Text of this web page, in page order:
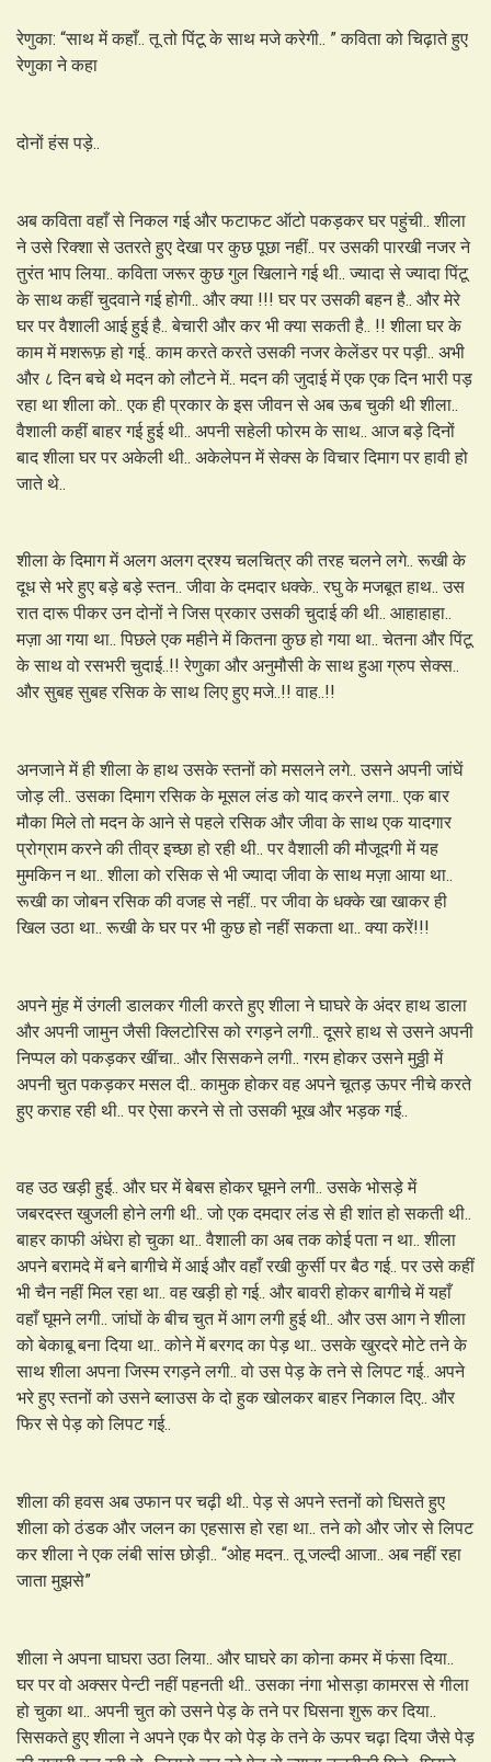
रेणुका: “साथ में कहाँ.. तू तो पिंटू के साथ मजे करेगी.. ” कविता को चिढ़ाते हुए
रेणुका ने कहा
दोनों हंस पड़े..
अब कविता वहाँ से निकल गई और फटाफट ऑटो पकड़कर घर पहुंची.. शीला
ने उसे रिक्शा से उतरते हुए देखा पर कुछ पूछा नहीं.. पर उसकी पारखी नजर ने
तुरंत भाप लिया.. कविता जरूर कुछ गुल खिलाने गई थी.. ज्यादा से ज्यादा पिंटू
के साथ कहीं चुदवाने गई होगी.. और क्या !!! घर पर उसकी बहन है.. और मेरे
घर पर वैशाली आई हुई है.. बेचारी और कर भी क्या सकती है.. !! शीला घर के
काम में मशरूफ़ हो गई.. काम करते करते उसकी नजर केलेंडर पर पड़ी.. अभी
और ८ दिन बचे थे मदन को लौटने में.. मदन की जुदाई में एक एक दिन भारी पड़
रहा था शीला को.. एक ही प्रकार के इस जीवन से अब ऊब चुकी थी शीला..
वैशाली कहीं बाहर गई हुई थी.. अपनी सहेली फोरम के साथ.. आज बड़े दिनों
बाद शीला घर पर अकेली थी.. अकेलेपन में सेक्स के विचार दिमाग पर हावी हो
जाते थे..
शीला के दिमाग में अलग अलग द्रश्य चलचित्र की तरह चलने लगे.. रूखी के
दूध से भरे हुए बड़े बड़े स्तन.. जीवा के दमदार धक्के.. रघु के मजबूत हाथ.. उस
रात दारू पीकर उन दोनों ने जिस प्रकार उसकी चुदाई की थी.. आहाहाहा..
मज़ा आ गया था.. पिछले एक महीने में कितना कुछ हो गया था.. चेतना और पिंटू
के साथ वो रसभरी चुदाई..!! रेणुका और अनुमौसी के साथ हुआ ग्रुप सेक्स..
और सुबह सुबह रसिक के साथ लिए हुए मजे..!! वाह..!!
अनजाने में ही शीला के हाथ उसके स्तनों को मसलने लगे.. उसने अपनी जांघें
जोड़ ली.. उसका दिमाग रसिक के मूसल लंड को याद करने लगा.. एक बार
मौका मिले तो मदन के आने से पहले रसिक और जीवा के साथ एक यादगार
प्रोग्राम करने की तीव्र इच्छा हो रही थी.. पर वैशाली की मौजूदगी में यह
मुमकिन न था.. शीला को रसिक से भी ज्यादा जीवा के साथ मज़ा आया था..
रूखी का जोबन रसिक की वजह से नहीं.. पर जीवा के धक्के खा खाकर ही
खिल उठा था.. रूखी के घर पर भी कुछ हो नहीं सकता था.. क्या करें!!!
अपने मुंह में उंगली डालकर गीली करते हुए शीला ने घाघरे के अंदर हाथ डाला
और अपनी जामुन जैसी क्लिटोरिस को रगड़ने लगी.. दूसरे हाथ से उसने अपनी
निप्पल को पकड़कर खींचा.. और सिसकने लगी.. गरम होकर उसने मुठ्ठी में
अपनी चुत पकड़कर मसल दी.. कामुक होकर वह अपने चूतड़ ऊपर नीचे करते
हुए कराह रही थी.. पर ऐसा करने से तो उसकी भूख और भड़क गई..
वह उठ खड़ी हुई.. और घर में बेबस होकर घूमने लगी.. उसके भोसड़े में
जबरदस्त खुजली होने लगी थी.. जो एक दमदार लंड से ही शांत हो सकती थी..
बाहर काफी अंधेरा हो चुका था.. वैशाली का अब तक कोई पता न था.. शीला
अपने बरामदे में बने बागीचे में आई और वहाँ रखी कुर्सी पर बैठ गई.. पर उसे कहीं
भी चैन नहीं मिल रहा था.. वह खड़ी हो गई.. और बावरी होकर बागीचे में यहाँ
वहाँ घूमने लगी.. जांघों के बीच चुत में आग लगी हुई थी.. और उस आग ने शीला
को बेकाबू बना दिया था.. कोने में बरगद का पेड़ था.. उसके खुरदरे मोटे तने के
साथ शीला अपना जिस्म रगड़ने लगी.. वो उस पेड़ के तने से लिपट गई.. अपने
भरे हुए स्तनों को उसने ब्लाउस के दो हुक खोलकर बाहर निकाल दिए.. और
फिर से पेड़ को लिपट गई..
शीला की हवस अब उफान पर चढ़ी थी.. पेड़ से अपने स्तनों को घिसते हुए
शीला को ठंडक और जलन का एहसास हो रहा था.. तने को और जोर से लिपट
कर शीला ने एक लंबी सांस छोड़ी.. “ओह मदन.. तू जल्दी आजा.. अब नहीं रहा
जाता मुझसे”
शीला ने अपना घाघरा उठा लिया.. और घाघरे का कोना कमर में फंसा दिया..
घर पर वो अक्सर पेन्टी नहीं पहनती थी.. उसका नंगा भोसड़ा कामरस से गीला
हो चुका था.. अपनी चुत को उसने पेड़ के तने पर घिसना शुरू कर दिया..
सिसकते हुए शीला ने अपने एक पैर को पेड़ के तने के ऊपर चढ़ा दिया जैसे पेड़